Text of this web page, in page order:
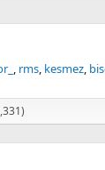
rms kesmez